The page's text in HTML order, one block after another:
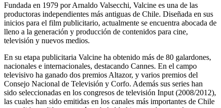
Fundada en 1979 por Arnaldo Valsecchi, Valcine es una de las
productoras independientes más antiguas de Chile. Diseñada en sus
inicios para el film publicitario, actualmente se encuentra abocada de
lleno a la generación y producción de contenidos para cine,
televisión y nuevos medios.
En su etapa publicitaria Valcine ha obtenido más de 80 galardones,
nacionales e internacionales, destacando Cannes. En el campo
televisivo ha ganado dos premios Altazor, y varios premios del
Consejo Nacional de Televisión y Corfo. Además sus series han
sido seleccionadas en los congresos de televisión Input (2008/­2012),
las cuales han sido emitidas en los canales más importantes de Chile